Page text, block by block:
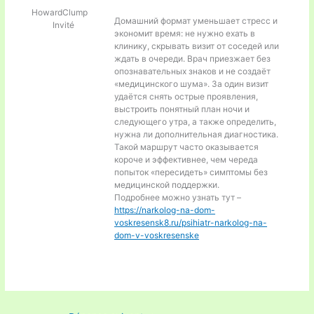
HowardClump
Invité
Домашний формат уменьшает стресс и
экономит время: не нужно ехать в
клинику, скрывать визит от соседей или
ждать в очереди. Врач приезжает без
опознавательных знаков и не создаёт
«медицинского шума». За один визит
удаётся снять острые проявления,
выстроить понятный план ночи и
следующего утра, а также определить,
нужна ли дополнительная диагностика.
Такой маршрут часто оказывается
короче и эффективнее, чем череда
попыток «пересидеть» симптомы без
медицинской поддержки.
Подробнее можно узнать тут –
https://narkolog-na-dom-
voskresensk8.ru/psihiatr-narkolog-na-
dom-v-voskresenske